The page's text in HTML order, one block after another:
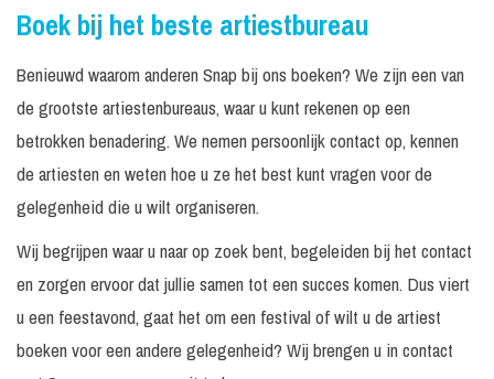
Boek bij het beste artiestbureau
Benieuwd waarom anderen Snap bij ons boeken? We zijn een van
de grootste artiestenbureaus, waar u kunt rekenen op een
betrokken benadering. We nemen persoonlijk contact op, kennen
de artiesten en weten hoe u ze het best kunt vragen voor de
gelegenheid die u wilt organiseren.
Wij begrijpen waar u naar op zoek bent, begeleiden bij het contact
en zorgen ervoor dat jullie samen tot een succes komen. Dus viert
u een feestavond, gaat het om een festival of wilt u de artiest
boeken voor een andere gelegenheid? Wij brengen u in contact